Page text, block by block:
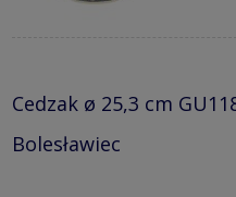
Cedzak ø 25,3 cm
Bolesławiec